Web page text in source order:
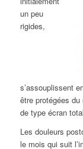
un peu
rigides,
s’assouplissent
être protégées
de type écran
Les douleurs
le mois qui suit